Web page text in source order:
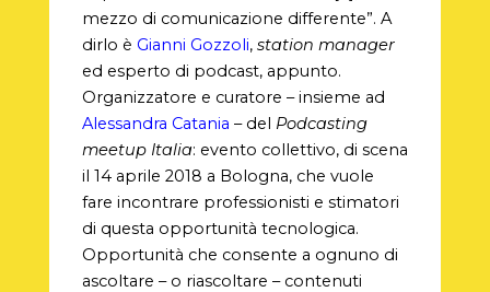
mezzo di comunicazione differente”. A
dirlo è Gianni Gozzoli, station manager
ed esperto di podcast, appunto.
Organizzatore e curatore – insieme ad
Alessandra Catania – del Podcasting
meetup Italia: evento collettivo, di scena
il 14 aprile 2018 a Bologna, che vuole
fare incontrare professionisti e stimatori
di questa opportunità tecnologica.
Opportunità che consente a ognuno di
ascoltare – o riascoltare – contenuti